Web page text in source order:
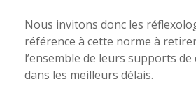
Nous invitons donc les
référence à cette norme à
l’ensemble de leurs supports
dans les meilleurs délais.